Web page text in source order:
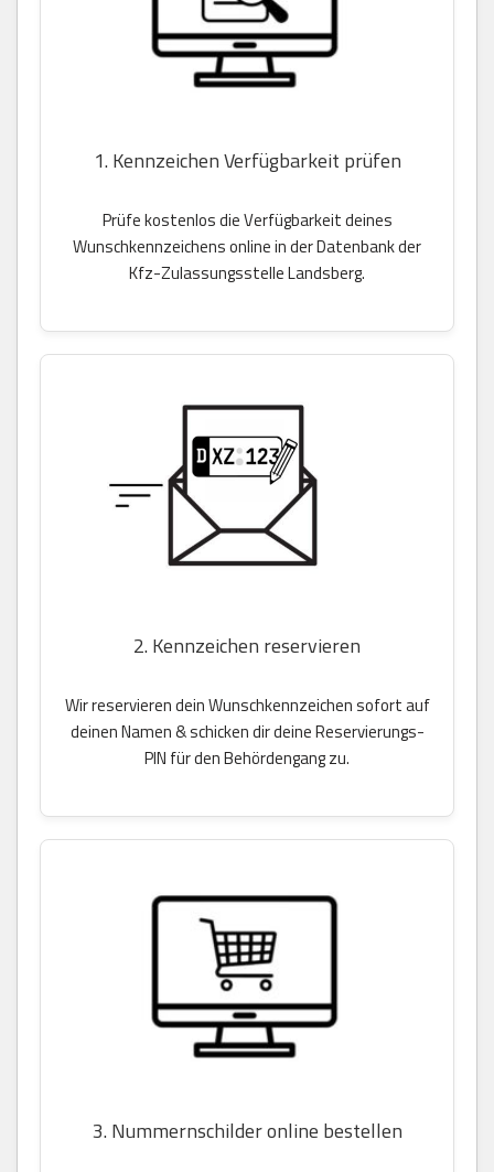
1. Kennzeichen Verfügbarkeit prüfen
Prüfe kostenlos die Verfügbarkeit deines
Wunschkennzeichens online in der Datenbank der
Kfz-Zulassungsstelle Landsberg.
2. Kennzeichen reservieren
Wir reservieren dein Wunschkennzeichen sofort auf
deinen Namen & schicken dir deine Reservierungs-
PIN für den Behördengang zu.
3. Nummernschilder online bestellen